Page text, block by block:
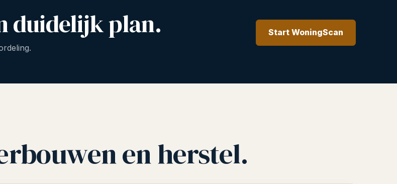
duidelijk plan. Start WoningScan
en herstel.